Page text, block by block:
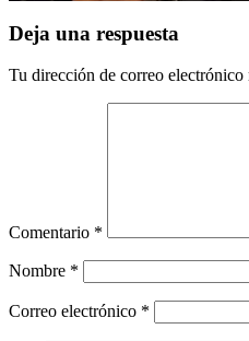
Deja una respuesta
Tu dirección de correo electrónico
Comentario *
Nombre *
Correo electrónico *